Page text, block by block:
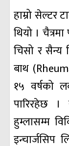
हाम्रो सेल्टर
थियो ।
चिसो र सैन्य
बाथ
१५ वर्षको
पारिरहेछ
हुम्लासम्म